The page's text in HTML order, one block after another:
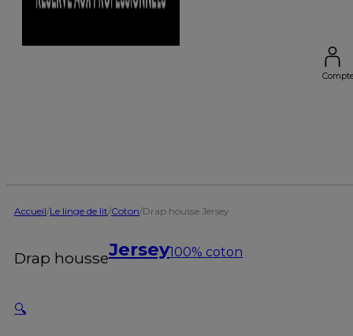
Accueil/Le linge de lit/Coton/Drap housse Jersey
Drap housseJersey100% coton
🔍